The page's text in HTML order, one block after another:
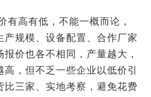
有高有低，不能一概而论，
产规模、设备配置、合作厂家
价也各不相同，产量越大，
，但不乏一些企业以低价引
比三家、实地考察，避免花费